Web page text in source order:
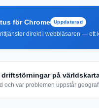
för Chrome Uppdaterad
direkt i webbläsaren — ett
driftstörningar på
och var problemen uppstår